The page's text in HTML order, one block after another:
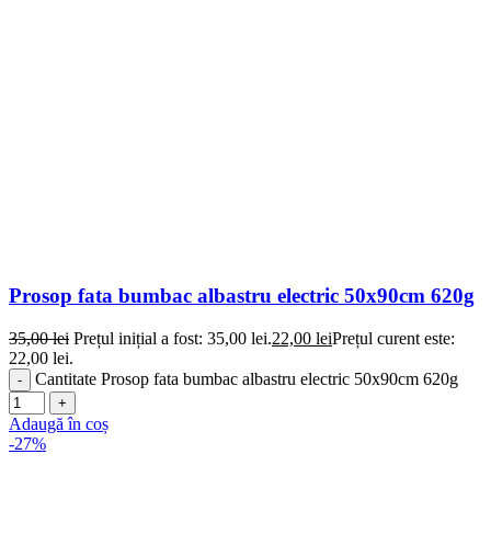
Prosop fata bumbac albastru electric 50x90cm 620g
35,00lei Prețul inițial a fost: 35,00 lei.22,00 leiPrețul curent este:
22,00 lei.
Cantitate Prosop fata bumbac albastru electric 50x90cm 620g
Adaugă în coș
-27%